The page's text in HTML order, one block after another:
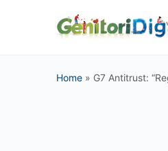
Home » G7 Antitrust: